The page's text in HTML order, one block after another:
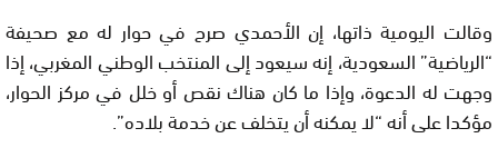
وقالت اليومية ذاتها، إن الأحمدي صرح في حوار له مع صحيفة
“الرياضية” السعودية، إنه سيعود إلى المنتخب الوطني المغربي، إذا
وجهت له الدعوة، وإذا ما كان هناك نقص أو خلل في مركز الحوار،
مؤكدا على أنه “لا يمكنه أن يتخلف عن خدمة بلاده”.